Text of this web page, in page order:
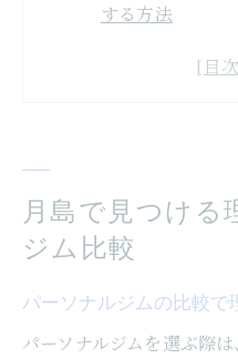
する方法
口コミから見る
ント
パーソナルジム
パーソナルジム選び
パーソナルジム
月島で見つける
ジム比較
パーソナルジムの比較
パーソナルジムを選ぶ際